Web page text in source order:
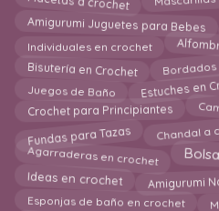
Amigurumi Juguetes para Bebes
Individuales en crochet
Bisutería en Crochet Bordados
Juegos de Baño Estuches en
Crochet para Principiantes
Fundas para Tazas Chandal a
Agarraderas en crochet
Ideas en crochet Amigurumi
Esponjas de baño en crochet